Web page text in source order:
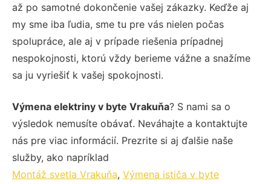
až po samotné dokončenie vašej zákazky. Keďže aj
my sme iba ľudia, sme tu pre vás nielen počas
spolupráce, ale aj v prípade riešenia prípadnej
nespokojnosti, ktorú vždy berieme vážne a snažíme
sa ju vyriešiť k vašej spokojnosti.
Výmena elektriny v byte Vrakuňa? S nami sa o
výsledok nemusíte obávať. Neváhajte a kontaktujte
nás pre viac informácií. Prezrite si aj ďalšie naše
služby, ako napríklad
Montáž svetla Vrakuňa, Výmena ističa v byte